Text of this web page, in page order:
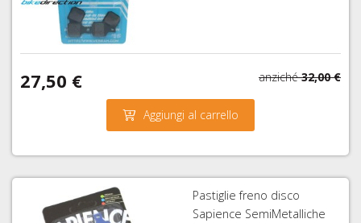
27,50 € anziché 32,00 €
Aggiungi al carrello
Pastiglie freno disco
Sapience SemiMetalliche